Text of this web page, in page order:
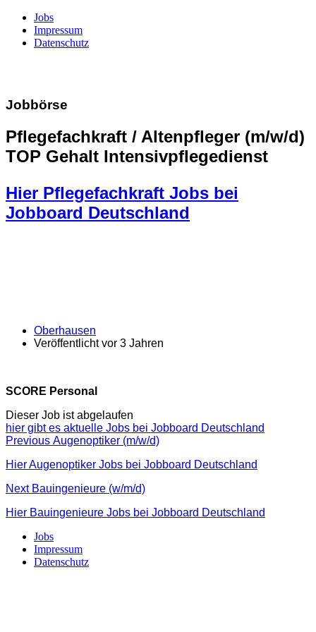
Jobs
Impressum
Datenschutz
Jobbörse
Pflegefachkraft / Altenpfleger (m/w/d)
TOP Gehalt Intensivpflegedienst
Hier Pflegefachkraft Jobs bei
Jobboard Deutschland
Oberhausen
Veröffentlicht vor 3 Jahren
SCORE Personal
Dieser Job ist abgelaufen
hier gibt es aktuelle Jobs bei Jobboard Deutschland
Beitragsnavigation
Previous Previous
Augenoptiker (m/w/d)
Hier Augenoptiker Jobs bei Jobboard Deutschland
Next Next
Bauingenieure (w/m/d)
Hier Bauingenieure Jobs bei Jobboard Deutschland
Jobs
Impressum
Datenschutz